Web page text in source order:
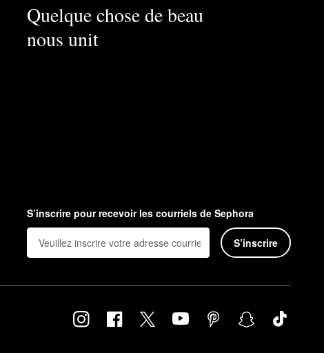
Quelque chose de beau
nous unit
S’inscrire pour recevoir les courriels de Sephora
S’inscrire